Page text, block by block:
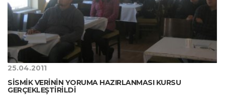
25.04.2011
SİSMİK VERİNİN YORUMA HAZIRLANMASI KURSU
GERÇEKLEŞTİRİLDİ